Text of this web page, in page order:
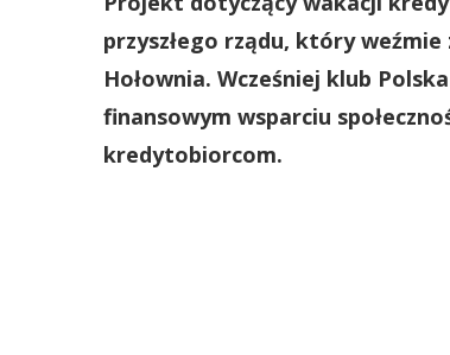
przyszłego rządu, który
Hołownia. Wcześniej klub
finansowym wsparciu
kredytobiorcom.